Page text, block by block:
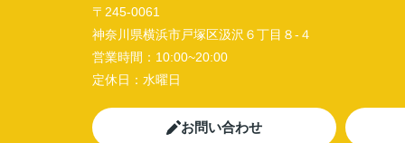
〒245-0061
神奈川県横浜市戸塚区汲沢６丁目８-４
営業時間： 10:00~20:00
定休日： 水曜日
お問い合わせ